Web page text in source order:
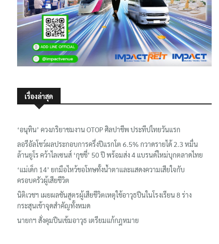
เรื่องล่าสุด
‘อนุทิน’ ควงภริยาชมงาน OTOP ศิลปาชีพ ประทีปไทยวันแรก
ลอรีอัลโชว์ผลประกอบการครึ่งปีแรกโต 6.5% กวาดรายได้ 2.3 หมื่น
ล้านยูโร คว้าไลเซนส์ ‘กุชชี่’ 50 ปี พร้อมส่ง 4 แบรนด์ใหม่บุกตลาดไทย
‘แม่เด็ก 14’ ยกมือไหว้ขอโทษทั้งน้ำตาและแสดงความเสียใจกับ
ครอบครัวผู้เสียชีวิต
นิติเวชฯ เผยผลชันสูตรผู้เสียชีวิตเหตุใช้อาวุธปืนในโรงเรียน 8 ร่าง
กระสุนเข้าจุดสำคัญทั้งหมด
นายกฯ สั่งคุมปืนเข้มอาวุธ เตรียมแก้กฎหมาย